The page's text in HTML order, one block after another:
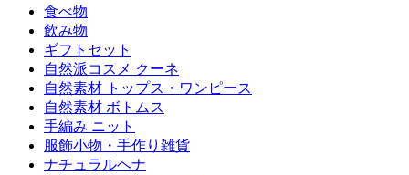
食べ物
飲み物
ギフトセット
自然派コスメ クーネ
自然素材 トップス・ワンピース
自然素材 ボトムス
手編み ニット
服飾小物・手作り雑貨
ナチュラルヘナ